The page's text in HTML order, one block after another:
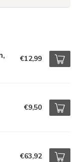
€12,99
€9,50
€63,92